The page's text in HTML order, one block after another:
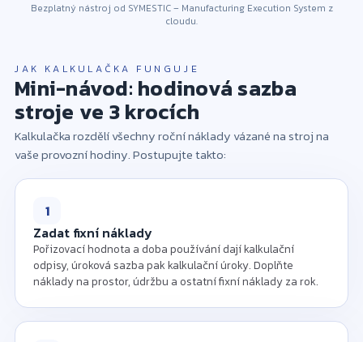
Zadejte prosím pořizovací hodnotu, dobu
používání a provozní hodiny za rok, abyste
vypočítali hodinovou sazbu stroje.
Bezplatný nástroj od SYMESTIC – Manufacturing Execution System z
cloudu.
JAK KALKULAČKA FUNGUJE
Mini-návod: hodinová sazba
stroje ve 3 krocích
Kalkulačka rozdělí všechny roční náklady vázané na stroj na
vaše provozní hodiny. Postupujte takto:
1
Zadat fixní náklady
Pořizovací hodnota a doba používání dají kalkulační
odpisy, úroková sazba pak kalkulační úroky. Doplňte
náklady na prostor, údržbu a ostatní fixní náklady za rok.